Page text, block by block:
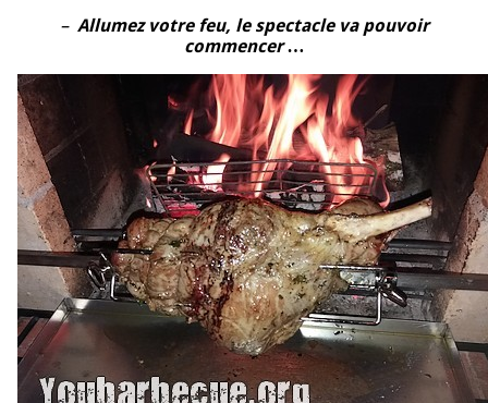
– Allumez votre feu, le spectacle va pouvoir
commencer …